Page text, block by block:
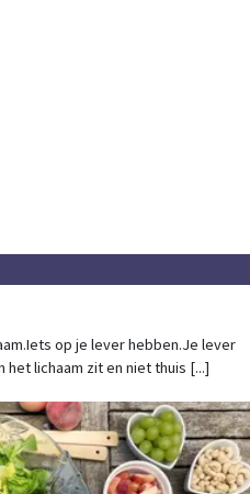
op je lever hebben.Je lever
het lichaam zit en niet thuis [...]